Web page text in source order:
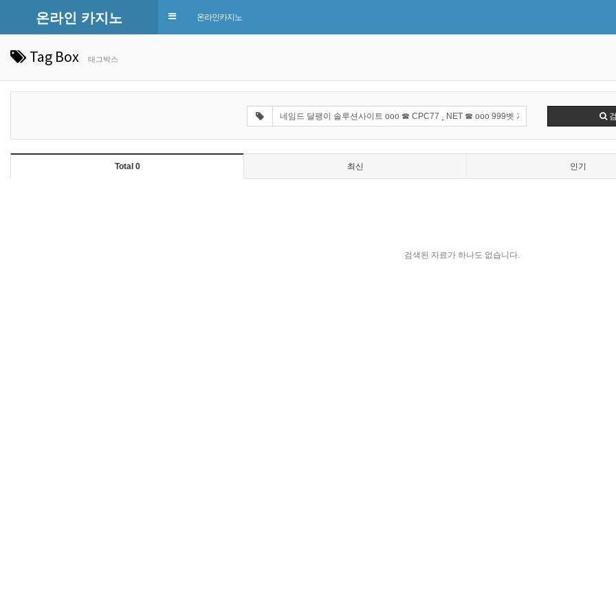
온라인 카지노
Toggle온라인카지노
Tag Box 태그박스
Total 0 최신 인기
검색된 자료가 하나도 없습니다.